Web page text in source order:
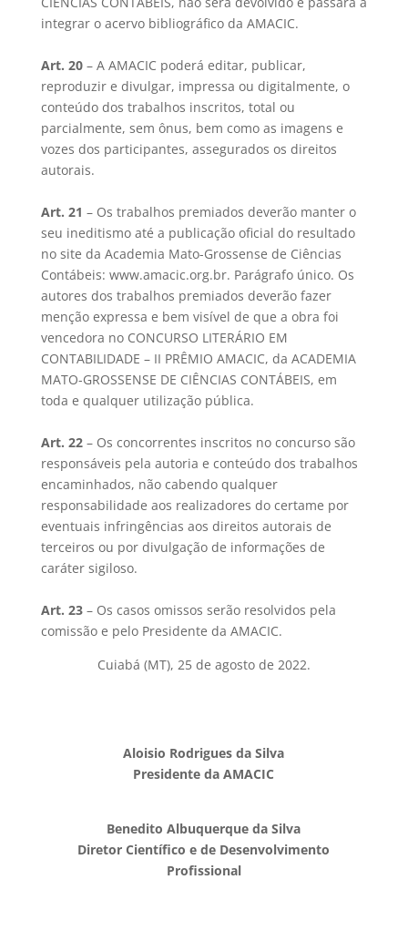
integrar o acervo bibliográfico da AMACIC.
Art. 20– A AMACIC poderá editar, publicar,
reproduzir e divulgar, impressa ou digitalmente, o
conteúdo dos trabalhos inscritos, total ou
parcialmente, sem ônus, bem como as imagens e
vozes dos participantes, assegurados os direitos
autorais.
Art. 21 – Os trabalhos premiados deverão manter o
seu ineditismo até a publicação oficial do resultado
no site da Academia Mato-Grossense de Ciências
Contábeis: www.amacic.org.br. Parágrafo único. Os
autores dos trabalhos premiados deverão fazer
menção expressa e bem visível de que a obra foi
vencedora no CONCURSO LITERÁRIO EM
CONTABILIDADE – II PRÊMIO AMACIC, da ACADEMIA
MATO-GROSSENSE DE CIÊNCIAS CONTÁBEIS, em
toda e qualquer utilização pública.
Art. 22– Os concorrentes inscritos no concurso são
responsáveis pela autoria e conteúdo dos trabalhos
encaminhados, não cabendo qualquer
responsabilidade aos realizadores do certame por
eventuais infringências aos direitos autorais de
terceiros ou por divulgação de informações de
caráter sigiloso.
Art. 23– Os casos omissos serão resolvidos pela
comissão e pelo Presidente da AMACIC.
Cuiabá (MT), 25 de agosto de 2022.
Aloisio Rodrigues da Silva
Presidente da AMACIC
Benedito Albuquerque da Silva
Diretor Científico e de Desenvolvimento
Profissional